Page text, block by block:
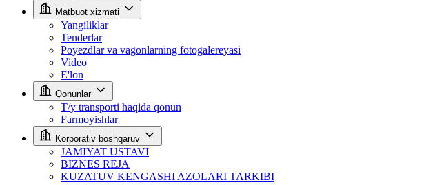
Matbuot xizmati
Yangiliklar
Tenderlar
Poyezdlar va vagonlarning fotogalereyasi
Video
E'lon
Qonunlar
T/y transporti haqida qonun
Farmoyishlar
Korporativ boshqaruv
JAMIYAT USTAVI
BIZNES REJA
KUZATUV KENGASHI AZOLARI TARKIBI